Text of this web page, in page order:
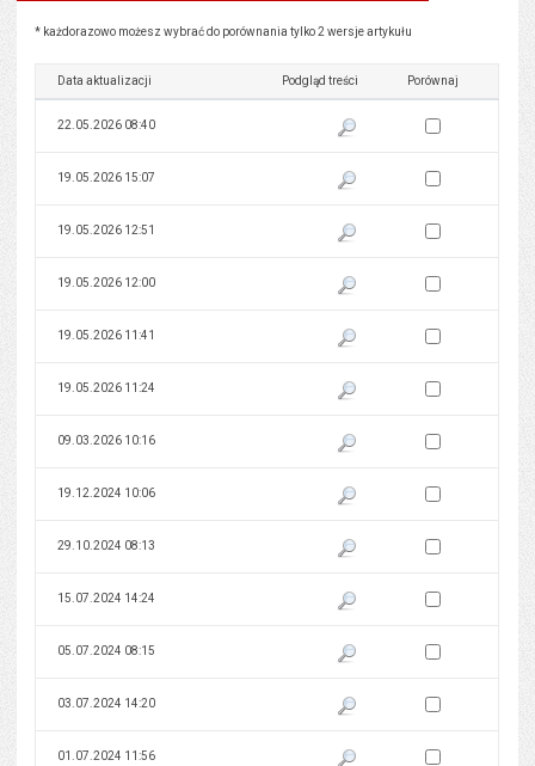
Rejestr zmian treści artykułu: Kierownictwo Urzędu
* każdorazowo możesz wybrać do porównania tylko 2 wersje artykułu
Data aktualizacji Podgląd treści Porównaj
22.05.2026 08:40 Pokaż podgląd wersji z dnia
Zaznacz wersję do
19.05.2026 15:07 Pokaż podgląd wersji z dnia
Zaznacz wersję do
19.05.2026 12:51 Pokaż podgląd wersji z dnia
Zaznacz wersję do
19.05.2026 12:00 Pokaż podgląd wersji z dnia
Zaznacz wersję do
19.05.2026 11:41 Pokaż podgląd wersji z dnia
Zaznacz wersję do
19.05.2026 11:24 Pokaż podgląd wersji z dnia
Zaznacz wersję do
09.03.2026 10:16 Pokaż podgląd wersji z dnia
Zaznacz wersję do
19.12.2024 10:06 Pokaż podgląd wersji z dnia
Zaznacz wersję do
29.10.2024 08:13 Pokaż podgląd wersji z dnia
Zaznacz wersję do
15.07.2024 14:24 Pokaż podgląd wersji z dnia
Zaznacz wersję do
05.07.2024 08:15 Pokaż podgląd wersji z dnia
Zaznacz wersję do
03.07.2024 14:20 Pokaż podgląd wersji z dnia
Zaznacz wersję do
01.07.2024 11:56 Pokaż podgląd wersji z dnia
Zaznacz wersję do